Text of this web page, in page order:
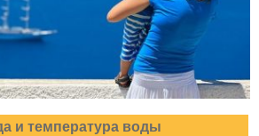
и температура воды